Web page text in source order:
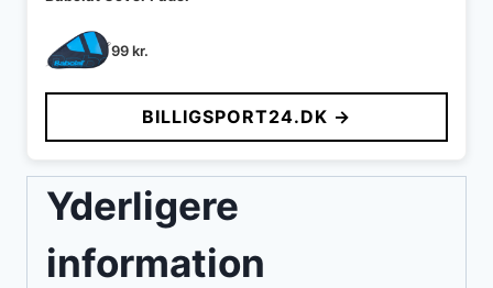
99kr.
BILLIGSPORT24.DK →
Yderligere
information